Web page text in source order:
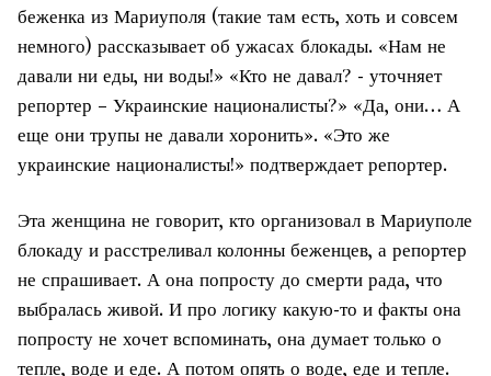
беженка из Мариуполя (такие там есть, хоть и совсем
немного) рассказывает об ужасах блокады. «Нам не
давали ни еды, ни воды!» «Кто не давал? - уточняет
репортер – Украинские националисты?» «Да, они… А
еще они трупы не давали хоронить». «Это же
украинские националисты!» подтверждает репортер.
Эта женщина не говорит, кто организовал в Мариуполе
блокаду и расстреливал колонны беженцев, а репортер
не спрашивает. А она попросту до смерти рада, что
выбралась живой. И про логику какую-то и факты она
попросту не хочет вспоминать, она думает только о
тепле, воде и еде. А потом опять о воде, еде и тепле.